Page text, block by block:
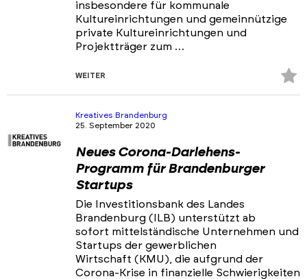
insbesondere für kommunale
Kultureinrichtungen und gemeinnützige
private Kultureinrichtungen und
Projektträger zum …
WEITER
Kreatives Brandenburg
25. September 2020
Neues Corona-Darlehens-
Programm für Brandenburger
Startups
Die Investitionsbank des Landes
Brandenburg (ILB) unterstützt ab
sofort mittelständische Unternehmen und
Startups der gewerblichen
Wirtschaft (KMU), die aufgrund der
Corona-Krise in finanzielle Schwierigkeiten